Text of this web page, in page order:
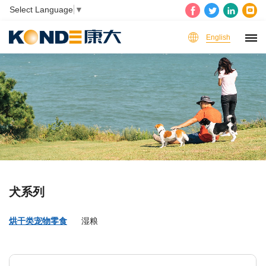
Select Language ▼
English
犬系列
烘干类宠物零食 湿粮